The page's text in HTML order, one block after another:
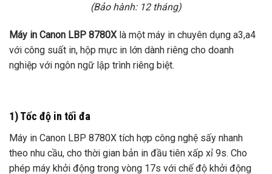
(Bảo hành: 12 tháng)
Máy in Canon LBP 8780Xlà một máy in chuyên dụng a3,a4
với công suất in, hộp mực in lớn dành riêng cho doanh
nghiệp với ngôn ngữ lập trình riêng biệt.
1) Tốc độ in tối đa
Máy in Canon LBP 8780X tích hợp công nghệ sấy nhanh
theo nhu cầu, cho thời gian bản in đầu tiên xấp xỉ 9s. Cho
phép máy khởi động trong vòng 17s với chế độ khởi động